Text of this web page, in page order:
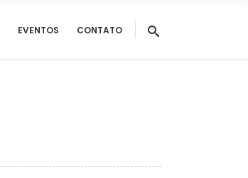
EVENTOS CONTATO